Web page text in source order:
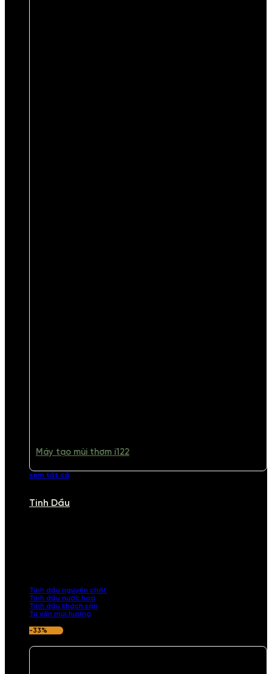
Máy tạo mùi thơm i122
xem tất cả
Tinh Dầu
Tinh dầu nguyên chất
Tinh dầu nước hoa
Tinh dầu khách sạn
Tư vấn mùi hương
-33%